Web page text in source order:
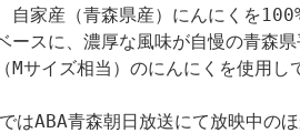
自家産（青森県産）にんにくを
ースに、濃厚な風味が自慢の青森
Mサイズ相当）のにんにくを使用
はABA青森朝日放送にて放映中